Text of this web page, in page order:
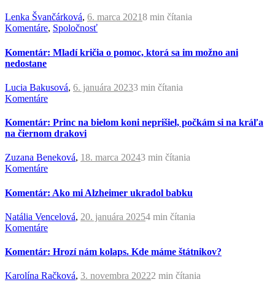
Lenka Švančárková, 6. marca 20218 min čítania
Komentáre, Spoločnosť
Komentár: Mladí kričia o pomoc, ktorá sa im možno ani
nedostane
Lucia Bakusová, 6. januára 20233 min čítania
Komentáre
Komentár: Princ na bielom koni neprišiel, počkám si na kráľa
na čiernom drakovi
Zuzana Beneková, 18. marca 20243 min čítania
Komentáre
Komentár: Ako mi Alzheimer ukradol babku
Natália Vencelová, 20. januára 20254 min čítania
Komentáre
Komentár: Hrozí nám kolaps. Kde máme štátnikov?
Karolína Račková, 3. novembra 20222 min čítania